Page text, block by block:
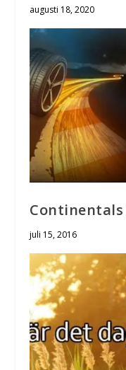
augusti 18, 2020
juli 15, 2016